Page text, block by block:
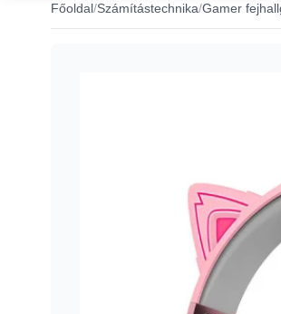
Főoldal Számítástechnika Gamer